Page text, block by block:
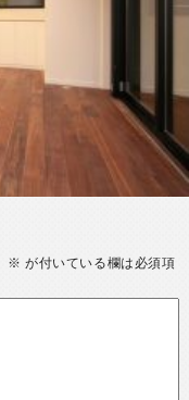
※ が付いている欄は必須項